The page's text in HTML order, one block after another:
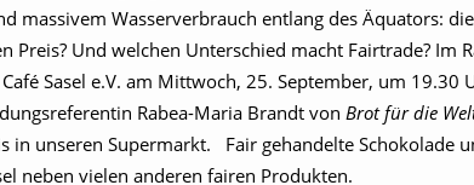
massivem Wasserverbrauch entlang des Äquators:
Preis? Und welchen Unterschied macht Fairtrade? Im
Sasel e.V. am Mittwoch, 25. September, um 19.30
Rabea-Maria Brandt von Brot für die
in unseren Supermarkt. Fair gehandelte Schokolade
neben vielen anderen fairen Produkten.